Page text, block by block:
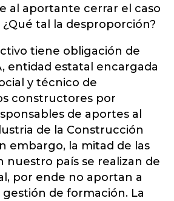
al aportante cerrar el caso
¿Qué tal la desproporción?
tiene obligación de
entidad estatal encargada
y técnico de
constructores por
de aportes al
de la Construcción
embargo, la mitad de las
nuestro país se realizan de
por ende no aportan a
de formación. La